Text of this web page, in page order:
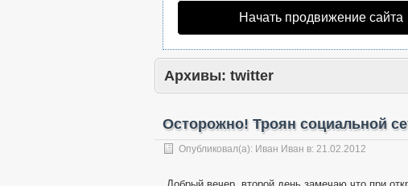
Начать продвижение сайта
Архивы: twitter
Осторожно! Троян социальной
Опубликовал(а): Иван Иван в: 21.02.2012